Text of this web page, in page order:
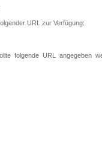
URL zur Verfügung:
folgende URL angegeben